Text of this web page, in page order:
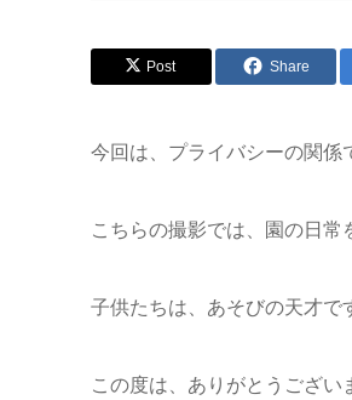
Post Share
今回は、プライバシーの関係
こちらの撮影では、園の日常
子供たちは、あそびの天才で
この度は、ありがとうござい